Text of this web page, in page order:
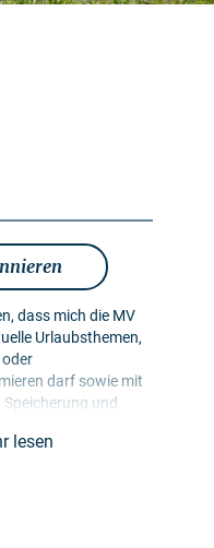
dass mich die MV
darf sowie mit
und
und Klickraten in
der Gestaltung
lesen